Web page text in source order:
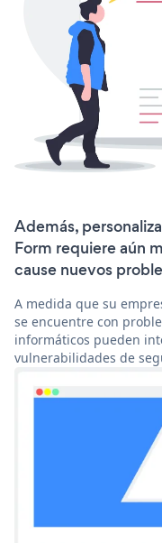
Además,
Form requiere aún
cause nuevos
A medida que su
se encuentre con
informáticos pueden
vulnerabilidades de